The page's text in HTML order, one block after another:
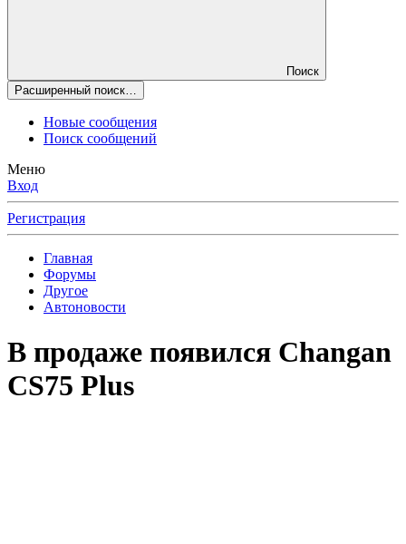
Поиск
Расширенный поиск…
Новые сообщения
Поиск сообщений
Меню
Вход
Регистрация
Главная
Форумы
Другое
Автоновости
В продаже появился Changan
CS75 Plus